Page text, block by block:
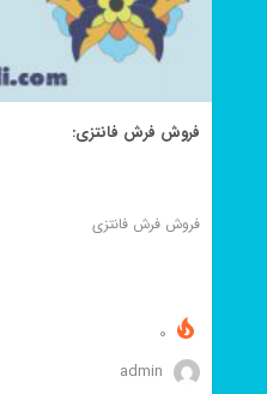
فروش فرش فانتزی:
فروش فرش فانتزی
admin